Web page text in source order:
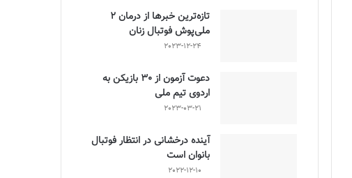
تازه‌ترین خبرها از درمان ۲
ملی‌پوش فوتبال زنان
2023-12-24
دعوت آزمون از 30 بازیکن به
اردوی تیم ملی
2023-03-21
آینده درخشانی در انتظار فوتبال
بانوان است
2022-12-10